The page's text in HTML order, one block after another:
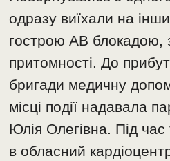
одразу виїхали на
гострою АВ блокадою,
притомності. До
бригади медичну
місці події надавала
Юлія Олегівна. Під
в обласний